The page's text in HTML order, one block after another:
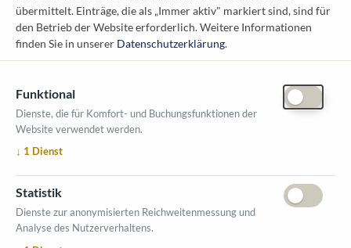
1010 Wien
messe@kommunal.at
ÖFFNUNGSZEITEN MESSE
2. Oktober 2026, 9-16 Uhr
VERANSTALTUNGSORT
Salzburger Messe
Messezentrum 1
übermittelt. Einträge, die als „Immer aktiv" markiert sind, sind für
den Betrieb der Website erforderlich.Weitere Informationen
finden Sie in unserer Datenschutzerklärung.
Funktional
Dienste, die für Komfort- und Buchungsfunktionen der
Website verwendet werden.
↓ 1 Dienst
Statistik
Dienste zur anonymisierten Reichweitenmessung und
Analyse des Nutzerverhaltens.